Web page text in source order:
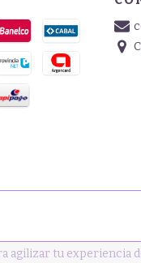
agilizar tu experiencia